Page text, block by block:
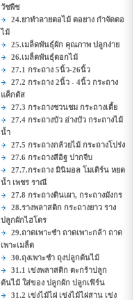
วัชพืช
24.ยาทำลายตอไม้ ตอยาง กำจัดตอ
ไม้
25.เมล็ดพันธุ์ผัก คุณภาพ ปลูกง่าย
26.เมล็ดพันธุ์ดอกไม้
27.1 กระถาง 5นิ้ว-26นิ้ว
27.2 กระถาง 2นิ้ว - 4นิ้ว กระถาง
แค็กตัส
27.3 กระถางชวนชม กระถางเตี้ย
27.4 กระถางบัว อ่างบัว กระถางไม้
น้ำ
27.5 กระถางกล้วยไม้ กระถางโปร่ง
27.6 กระถางสีอิฐ ปากจีบ
27.7.กระถาง มินิมอล โมเดิร์น หยด
น้ำ เพชร ราณี
27.8 กระถางดินเผา, กระถางมังกร
28.รางพลาสติก กระถางยาว ราง
ปลูกผักไฮโดร
29.ถาดเพาะชำ ถาดเพาะกล้า ถาด
เพาะเมล็ด
30.ถุงเพาะชำ ถุงปลูกต้นไม้
31.1 เข่งพลาสติก ตะกร้าปลูก
ต้นไม้ ใส่ของ ปลูกผัก ปลูกเฟิร์น
31.2 เข่งไม้ไผ่ เข่งไม้ไผ่สาน เข่ง